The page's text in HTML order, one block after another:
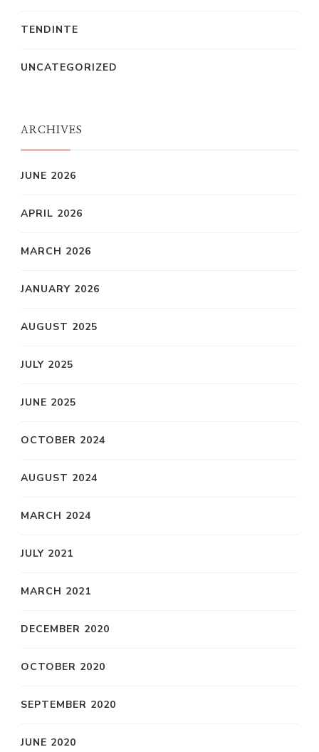
TENDINTE
UNCATEGORIZED
ARCHIVES
JUNE 2026
APRIL 2026
MARCH 2026
JANUARY 2026
AUGUST 2025
JULY 2025
JUNE 2025
OCTOBER 2024
AUGUST 2024
MARCH 2024
JULY 2021
MARCH 2021
DECEMBER 2020
OCTOBER 2020
SEPTEMBER 2020
JUNE 2020